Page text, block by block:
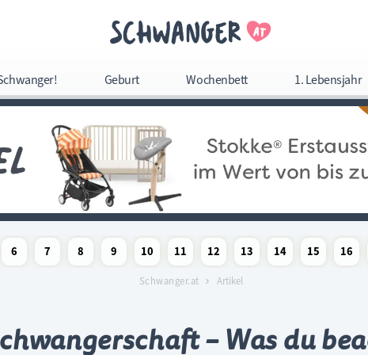
Geburt Wochenbett 1. Lebensjahr
überspringen
6
7
8
9
Schwangerschaftswoche
10
Schwangerschaftswoche
11
Schwangerschaftswoche
12
Schwangerschaftswoche
13
Schwangerschaftswoche
14
Schwangerschaftswoche
15
16
Schwanger.at Artikel
– Was du